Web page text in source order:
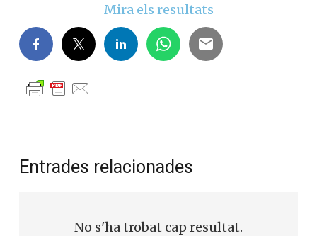
Mira els resultats
Entrades relacionades
No s'ha trobat cap resultat.